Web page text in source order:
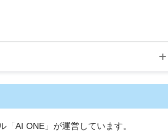
る時代」を提唱している。受講生の自由な働
AI ONE」が運営しています。